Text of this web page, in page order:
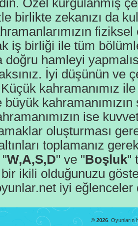
Özel kurgulanmış
birlikte zekanızı da
iş birliği ile tüm
doğru hamleyi
İyi düşünün ve
Küçük kahramanımız
büyük kahramanımızın
ise
oluşturması
toplamanız
W,A,S,D" ve "Boşluk"
ikili olduğunuzu
iyi eğlenceler
© 2026 .